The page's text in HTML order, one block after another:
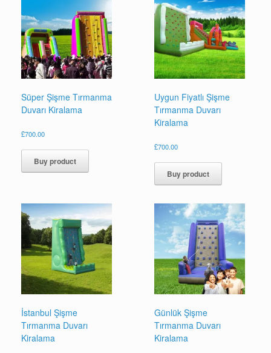
Süper Şişme Tırmanma
Duvarı Kiralama
£700.00
Buy product
Uygun Fiyatlı Şişme
Tırmanma Duvarı
Kiralama
£700.00
Buy product
İstanbul Şişme
Tırmanma Duvarı
Kiralama
Günlük Şişme
Tırmanma Duvarı
Kiralama